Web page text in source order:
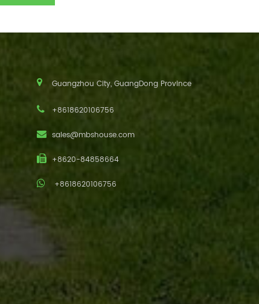
Guangzhou City, GuangDong Province
+8618620106756
sales@mbshouse.com
+8620-84858664
+8618620106756